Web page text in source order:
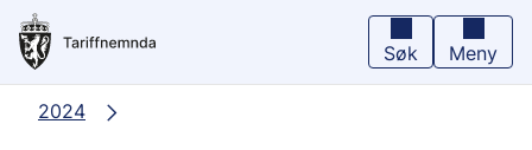
Hopp
hovedinnhold
Søk Meny
2024